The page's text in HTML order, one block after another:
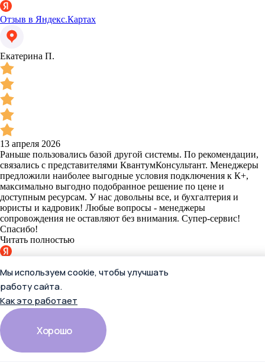
Отзыв в Яндекс.Картах
Екатерина П.
13 апреля 2026
Раньше пользовались базой другой системы. По рекомендации,
связались с представителями КвантумКонсультант. Менеджеры
предложили наиболее выгодные условия подключения к К+,
максимально выгодно подобранное решение по цене и
доступным ресурсам. У нас довольны все, и бухгалтерия и
юристы и кадровик! Любые вопросы - менеджеры
сопровождения не оставляют без внимания. Супер-сервис!
Спасибо!
Читать полностью
Екатерина П.
Мы используем cookie, чтобы улучшать
работу сайта.
Как это работает
Хорошо